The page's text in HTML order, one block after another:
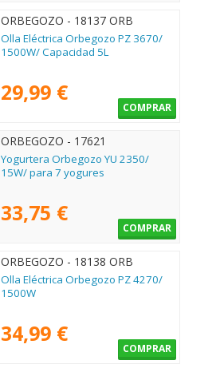
ORBEGOZO - 18137 ORB
Olla Eléctrica Orbegozo PZ 3670/
1500W/ Capacidad 5L
29,99 €
COMPRAR
ORBEGOZO - 17621
Yogurtera Orbegozo YU 2350/
15W/ para 7 yogures
33,75 €
COMPRAR
ORBEGOZO - 18138 ORB
Olla Eléctrica Orbegozo PZ 4270/
1500W
34,99 €
COMPRAR